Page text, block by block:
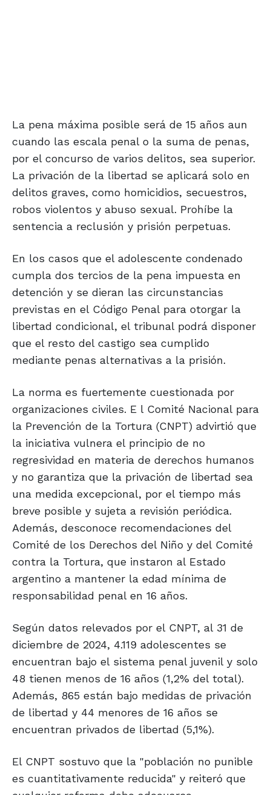
La pena máxima posible será de 15 años aun
cuando las escala penal o la suma de penas,
por el concurso de varios delitos, sea superior.
La privación de la libertad se aplicará solo en
delitos graves, como homicidios, secuestros,
robos violentos y abuso sexual. Prohíbe la
sentencia a reclusión y prisión perpetuas.
En los casos que el adolescente condenado
cumpla dos tercios de la pena impuesta en
detención y se dieran las circunstancias
previstas en el Código Penal para otorgar la
libertad condicional, el tribunal podrá dis­poner
que el resto del castigo sea cumplido
mediante penas alternativas a la prisión.
La norma es fuertemente cuestionada por
organizaciones civiles. E l Comité Nacional para
la Prevención de la Tortura (CNPT) advirtió que
la iniciativa vulnera el principio de no
regresividad en materia de derechos humanos
y no garantiza que la privación de libertad sea
una medida excepcional, por el tiempo más
breve posible y sujeta a revisión periódica.
Además, desconoce recomendaciones del
Comité de los Derechos del Niño y del Comité
contra la Tortura, que instaron al Estado
argentino a mantener la edad mínima de
responsabilidad penal en 16 años.
Según datos relevados por el CNPT, al 31 de
diciembre de 2024, 4.119 adolescentes se
encuentran bajo el sistema penal juvenil y solo
48 tienen menos de 16 años (1,2% del total).
Además, 865 están bajo medidas de privación
de libertad y 44 menores de 16 años se
encuentran privados de libertad (5,1%).
El CNPT sostuvo que la "población no punible
es cuantitativamente reducida" y reiteró que